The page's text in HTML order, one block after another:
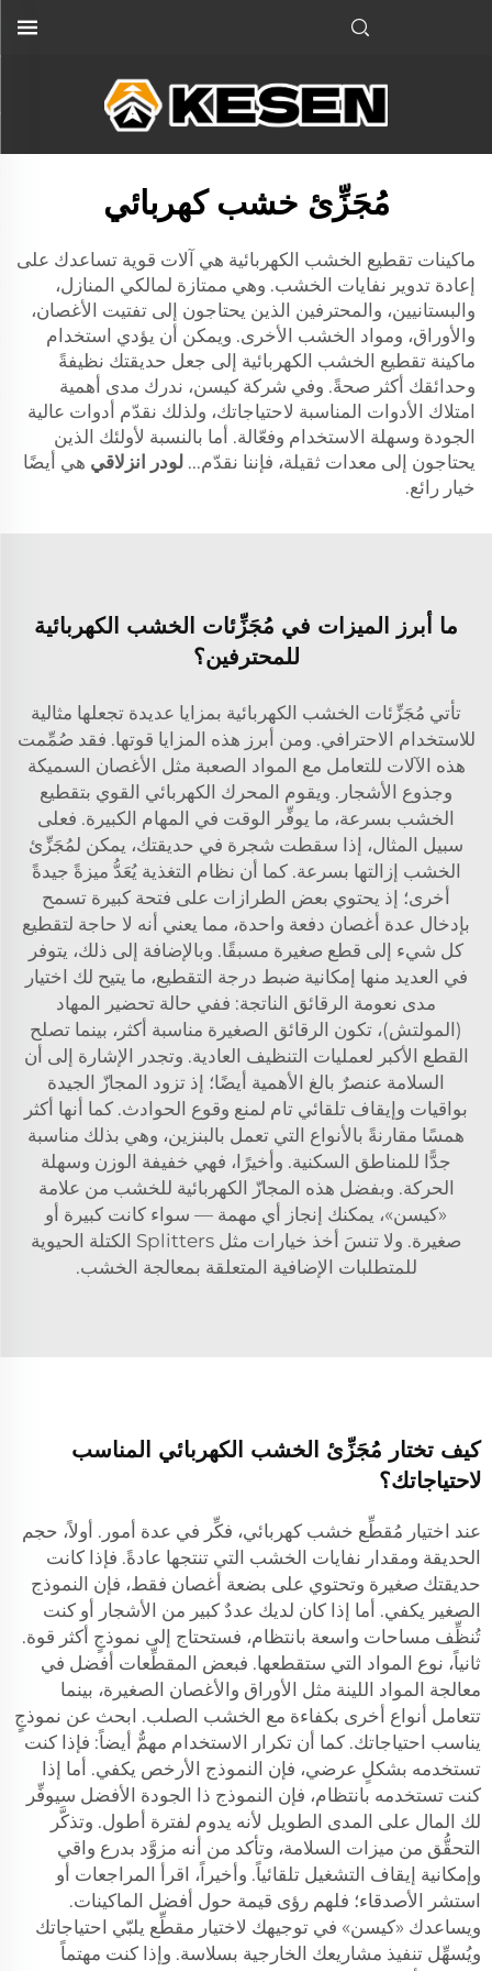
مُجَزِّئ خشب كهربائي
ماكينات تقطيع الخشب الكهربائية هي آلات قوية تساعدك على
إعادة تدوير نفايات الخشب. وهي ممتازة لمالكي المنازل،
والبستانيين، والمحترفين الذين يحتاجون إلى تفتيت الأغصان،
والأوراق، ومواد الخشب الأخرى. ويمكن أن يؤدي استخدام
ماكينة تقطيع الخشب الكهربائية إلى جعل حديقتك نظيفةً
وحدائقك أكثر صحةً. وفي شركة كيسن، ندرك مدى أهمية
امتلاك الأدوات المناسبة لاحتياجاتك، ولذلك نقدّم أدوات عالية
الجودة وسهلة الاستخدام وفعّالة. أما بالنسبة لأولئك الذين
يحتاجون إلى معدات ثقيلة، فإننا نقدّم... لودر انزلاقي هي أيضًا
خيار رائع.
ما أبرز الميزات في مُجَزِّئات الخشب الكهربائية
للمحترفين؟
تأتي مُجَزِّئات الخشب الكهربائية بمزايا عديدة تجعلها مثالية
للاستخدام الاحترافي. ومن أبرز هذه المزايا قوتها. فقد صُمِّمت
هذه الآلات للتعامل مع المواد الصعبة مثل الأغصان السميكة
وجذوع الأشجار. ويقوم المحرك الكهربائي القوي بتقطيع
الخشب بسرعة، ما يوفِّر الوقت في المهام الكبيرة. فعلى
سبيل المثال، إذا سقطت شجرة في حديقتك، يمكن لمُجَزِّئ
الخشب إزالتها بسرعة. كما أن نظام التغذية يُعَدُّ ميزةً جيدةً
أخرى؛ إذ يحتوي بعض الطرازات على فتحة كبيرة تسمح
بإدخال عدة أغصان دفعة واحدة، مما يعني أنه لا حاجة لتقطيع
كل شيء إلى قطع صغيرة مسبقًا. وبالإضافة إلى ذلك، يتوفر
في العديد منها إمكانية ضبط درجة التقطيع، ما يتيح لك اختيار
مدى نعومة الرقائق الناتجة: ففي حالة تحضير المهاد
(المولتش)، تكون الرقائق الصغيرة مناسبة أكثر، بينما تصلح
القطع الأكبر لعمليات التنظيف العادية. وتجدر الإشارة إلى أن
السلامة عنصرٌ بالغ الأهمية أيضًا؛ إذ تزود المجازّ الجيدة
بواقيات وإيقاف تلقائي تام لمنع وقوع الحوادث. كما أنها أكثر
همسًا مقارنةً بالأنواع التي تعمل بالبنزين، وهي بذلك مناسبة
جدًّا للمناطق السكنية. وأخيرًا، فهي خفيفة الوزن وسهلة
الحركة. وبفضل هذه المجازّ الكهربائية للخشب من علامة
«كيسن»، يمكنك إنجاز أي مهمة — سواء كانت كبيرة أو
صغيرة. ولا تنسَ أخذ خيارات مثل Splitters الكتلة الحيوية
للمتطلبات الإضافية المتعلقة بمعالجة الخشب.
كيف تختار مُجَزِّئ الخشب الكهربائي المناسب
لاحتياجاتك؟
عند اختيار مُقطِّع خشب كهربائي، فكِّر في عدة أمور. أولاً، حجم
الحديقة ومقدار نفايات الخشب التي تنتجها عادةً. فإذا كانت
حديقتك صغيرة وتحتوي على بضعة أغصان فقط، فإن النموذج
الصغير يكفي. أما إذا كان لديك عددٌ كبير من الأشجار أو كنت
تُنظِّف مساحات واسعة بانتظام، فستحتاج إلى نموذجٍ أكثر قوة.
ثانياً، نوع المواد التي ستقطعها. فبعض المقطِّعات أفضل في
معالجة المواد اللينة مثل الأوراق والأغصان الصغيرة، بينما
تتعامل أنواع أخرى بكفاءة مع الخشب الصلب. ابحث عن نموذجٍ
يناسب احتياجاتك. كما أن تكرار الاستخدام مهمٌّ أيضاً: فإذا كنت
تستخدمه بشكلٍ عرضي، فإن النموذج الأرخص يكفي. أما إذا
كنت تستخدمه بانتظام، فإن النموذج ذا الجودة الأفضل سيوفِّر
لك المال على المدى الطويل لأنه يدوم لفترة أطول. وتذكَّر
التحقُّق من ميزات السلامة، وتأكد من أنه مزوَّد بدرع واقي
وإمكانية إيقاف التشغيل تلقائياً. وأخيراً، اقرأ المراجعات أو
استشر الأصدقاء؛ فلهم رؤى قيمة حول أفضل الماكينات.
ويساعدك «كيسن» في توجيهك لاختيار مقطِّع يلبّي احتياجاتك
ويُسهِّل تنفيذ مشاريعك الخارجية بسلاسة. وإذا كنت مهتماً